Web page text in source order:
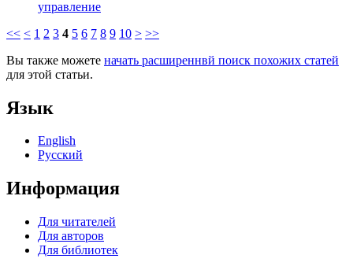
управление
<< < 1 2 3 4 5 6 7 8 9 10 > >>
Вы также можете начать расширеннвй поиск похожих статей
для этой статьи.
Язык
English
Русский
Информация
Для читателей
Для авторов
Для библиотек